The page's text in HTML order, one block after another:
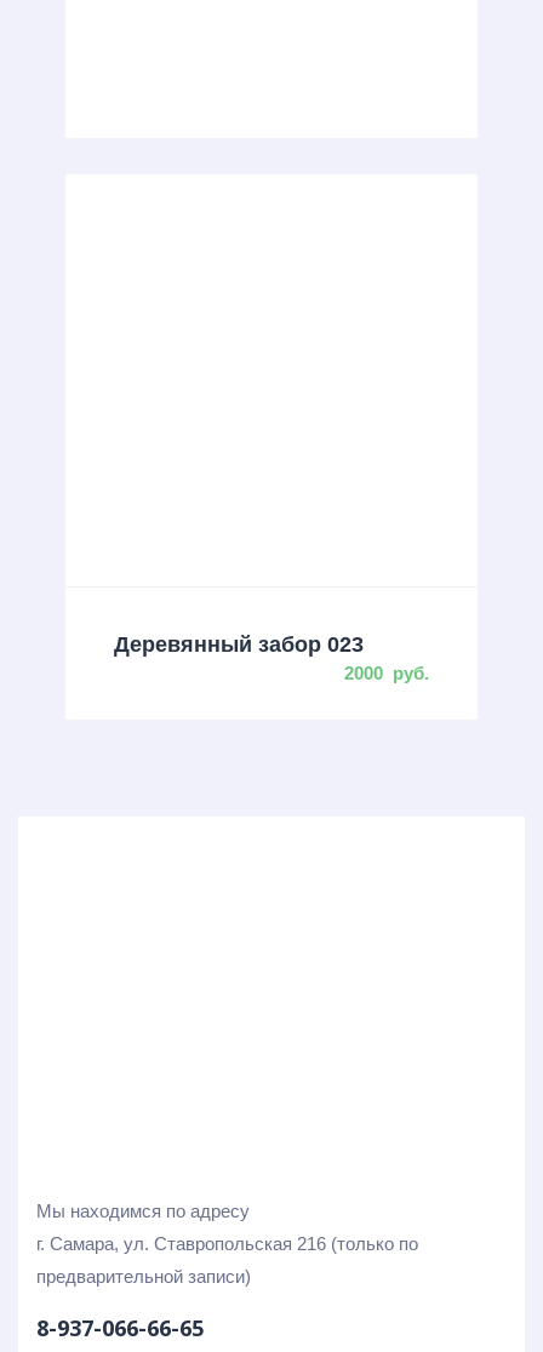
Деревянный забор 023
2000 руб.
Мы находимся по адресу
г. Самара, ул. Ставропольская 216 (только по
предварительной записи)
8-937-066-66-65